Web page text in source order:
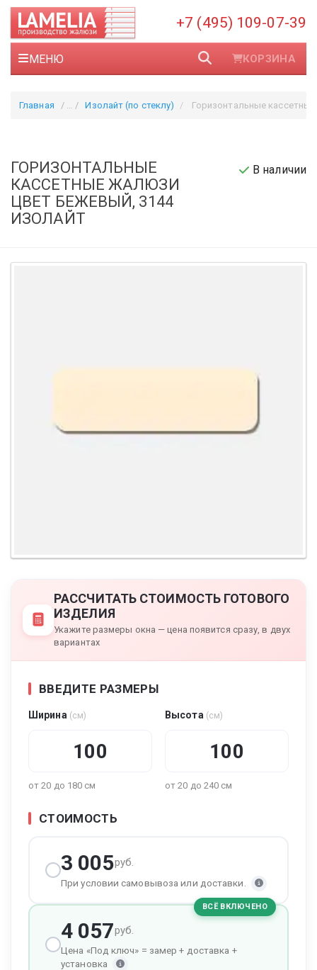
+7 (495) 109-07-39
МЕНЮ КОРЗИНА
Главная Изолайт (по стеклу) Горизонтальные кассетные жалюзи цвет бежевый,
ГОРИЗОНТАЛЬНЫЕ
КАССЕТНЫЕ ЖАЛЮЗИ
ЦВЕТ БЕЖЕВЫЙ, 3144
ИЗОЛАЙТ
В наличии
РАССЧИТАТЬ СТОИМОСТЬ ГОТОВОГО
ИЗДЕЛИЯ
Укажите размеры окна — цена появится сразу, в двух
вариантах
ВВЕДИТЕ РАЗМЕРЫ
Ширина (см)
от 20 до 180 см
Высота (см)
от 20 до 240 см
СТОИМОСТЬ
3 005руб.
При условии самовывоза или доставки.
ВСЁ ВКЛЮЧЕНО
4 057руб.
Цена «Под ключ» = замер + доставка +
установка